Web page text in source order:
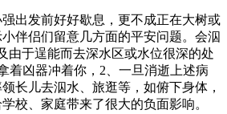
发前好好歇息，更不成正在大树或
伴侣们留意几方面的平安问题。会泅
由于逞能而去深水区或水位很深的处
着凶器冲着你，2、一旦消逝上述病
长儿去泅水、旅逛等，如俯下身体，
校、家庭带来了很大的负面影响。